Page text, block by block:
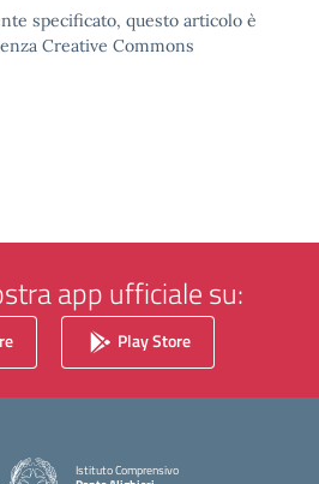
specificato, questo articolo è
Creative Commons
app ufficiale su:
Play Store
Istituto Comprensivo